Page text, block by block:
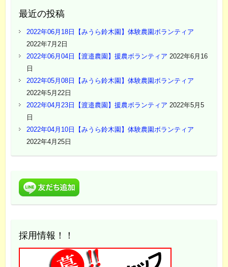
最近の投稿
2022年06月18日【みうら鈴木園】体験農園ボランティア
2022年7月2日
2022年06月04日【渡邉農園】援農ボランティア 2022年6月16
日
2022年05月08日【みうら鈴木園】体験農園ボランティア
2022年5月22日
2022年04月23日【渡邉農園】援農ボランティア 2022年5月5
日
2022年04月10日【みうら鈴木園】体験農園ボランティア
2022年4月25日
採用情報！！